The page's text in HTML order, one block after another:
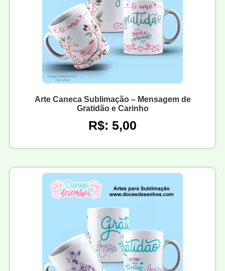
Arte Caneca Sublimação – Mensagem de
Gratidão e Carinho
R$: 5,00